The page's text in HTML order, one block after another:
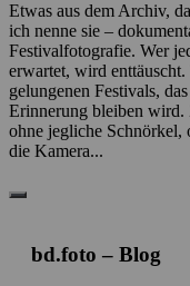
Etwas aus dem Archiv,
ich nenne sie –
Festivalfotografie. Wer
erwartet, wird
gelungenen Festivals,
Erinnerung bleiben wird.
ohne jegliche Schnörkel,
die Kamera...
bd.foto – Blog